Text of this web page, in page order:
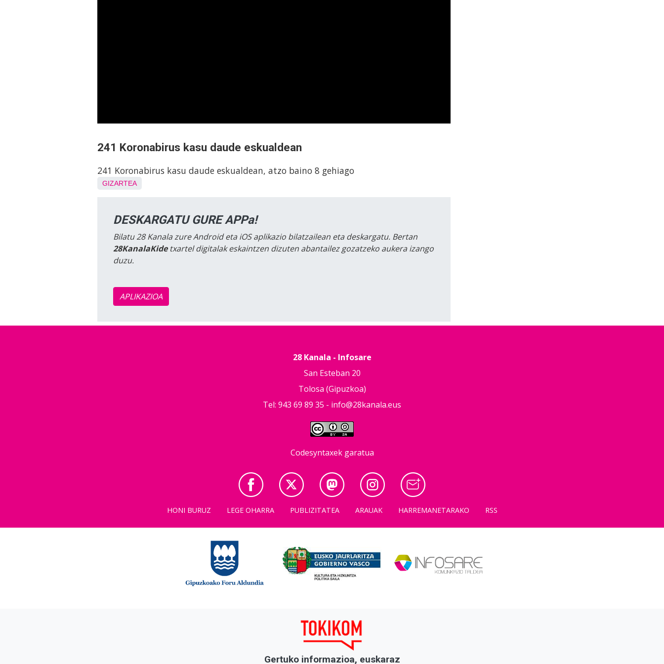
241 Koronabirus kasu daude eskualdean
241 Koronabirus kasu daude eskualdean, atzo baino 8 gehiago
GIZARTEA
DESKARGATU GURE APPa!
Bilatu 28 Kanala zure Android eta iOS aplikazio bilatzailean eta deskargatu. Bertan
28KanalaKidetxartel digitalak eskaintzen dizuten abantailez gozatzeko aukera izango
duzu.
APLIKAZIOA
28 Kanala - Infosare
San Esteban 20
Tolosa (Gipuzkoa)
Tel: 943 69 89 35 - info@28kanala.eus
Codesyntaxek garatua
HONI BURUZ LEGE OHARRA PUBLIZITATEA ARAUAK HARREMANETARAKO RSS
Gertuko informazioa, euskaraz